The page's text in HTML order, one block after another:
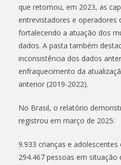
que retomou, em 2023, as
entrevistadores e operadores
fortalecendo a atuação dos
dados. A pasta também
inconsistência dos dados
enfraquecimento da
anterior (2019-2022).
No Brasil, o relatório
registrou em março de 2025:
9.933 crianças e
294.467 pessoas em